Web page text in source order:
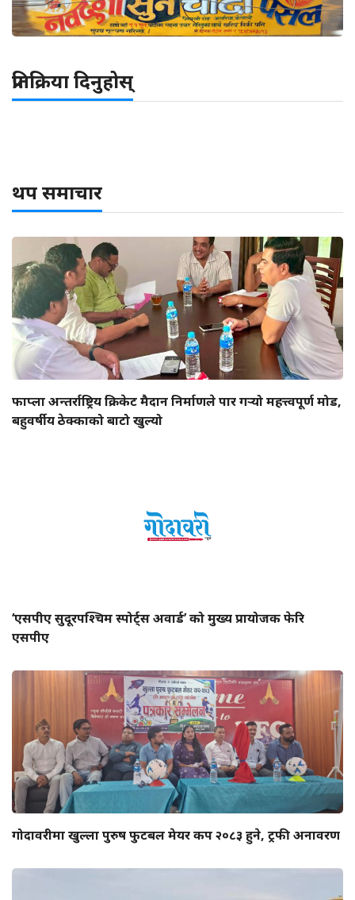
प्रतिक्रिया दिनुहोस्
थप समाचार
फाप्ला अन्तर्राष्ट्रिय क्रिकेट मैदान निर्माणले पार गर्‍यो महत्त्वपूर्ण मोड,
बहुवर्षीय ठेक्काको बाटो खुल्यो
‘एसपीए सुदूरपश्चिम स्पोर्ट्स अवार्ड’ को मुख्य प्रायोजक फेरि
एसपीए
गोदावरीमा खुल्ला पुरुष फुटबल मेयर कप २०८३ हुने, ट्रफी अनावरण